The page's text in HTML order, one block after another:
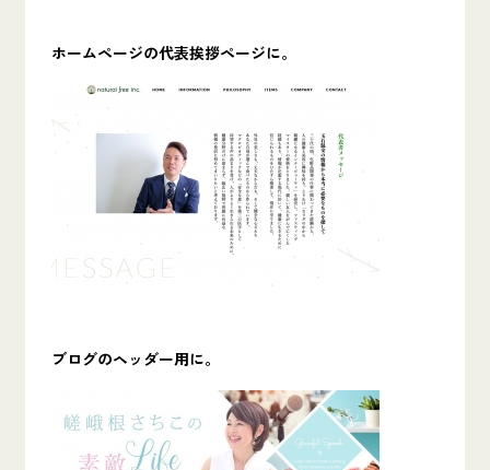
ホームページの代表挨拶ページに。
ブログのヘッダー用に。